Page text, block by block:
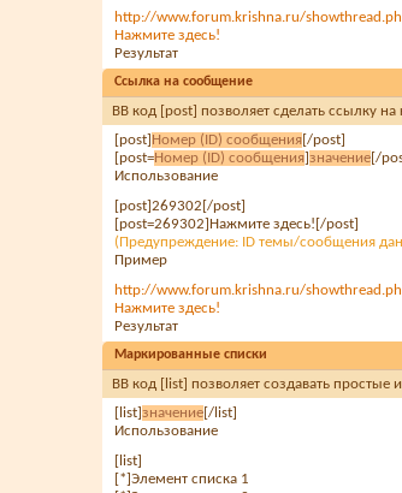
http://www.forum.krishna.ru/
Нажмите здесь!
Результат
Ссылка на сообщение
BB код [post] позволяет сделать ссылку
[post] Номер (ID) сообщения[/post]
[post=Номер (ID) сообщения]значение[/
Использование
[post]269302[/post]
[post=269302]Нажмите здесь![/post]
(Предупреждение: ID темы/сообщения
Пример
http://www.forum.krishna.ru/
Нажмите здесь!
Результат
Маркированные списки
BB код [list] позволяет создавать
[list]значение[/list]
Использование
[list]
[*]Элемент списка 1